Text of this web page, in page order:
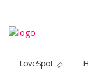
LoveSpot